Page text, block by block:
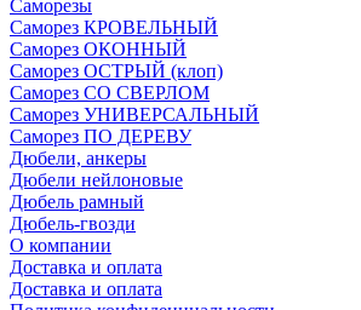
Саморезы
Саморез КРОВЕЛЬНЫЙ
Саморез ОКОННЫЙ
Саморез ОСТРЫЙ (клоп)
Саморез СО СВЕРЛОМ
Саморез УНИВЕРСАЛЬНЫЙ
Саморез ПО ДЕРЕВУ
Дюбели, анкеры
Дюбели нейлоновые
Дюбель рамный
Дюбель-гвозди
О компании
Доставка и оплата
Доставка и оплата